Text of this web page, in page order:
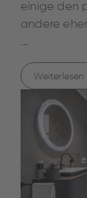
einige den
andere
...
Weiterlesen